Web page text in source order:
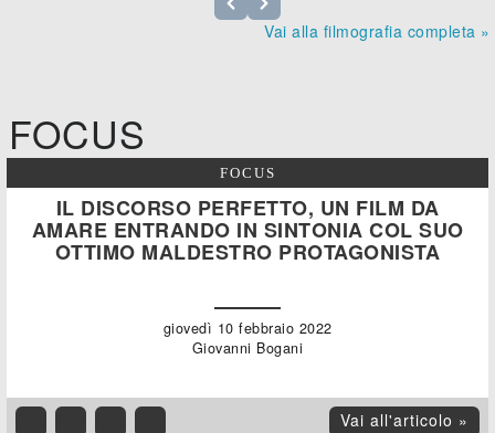
Vai alla filmografia completa »
FOCUS
FOCUS
IL DISCORSO PERFETTO, UN FILM DA
AMARE ENTRANDO IN SINTONIA COL SUO
OTTIMO MALDESTRO PROTAGONISTA
giovedì 10 febbraio 2022
Giovanni Bogani
Vai all'articolo »